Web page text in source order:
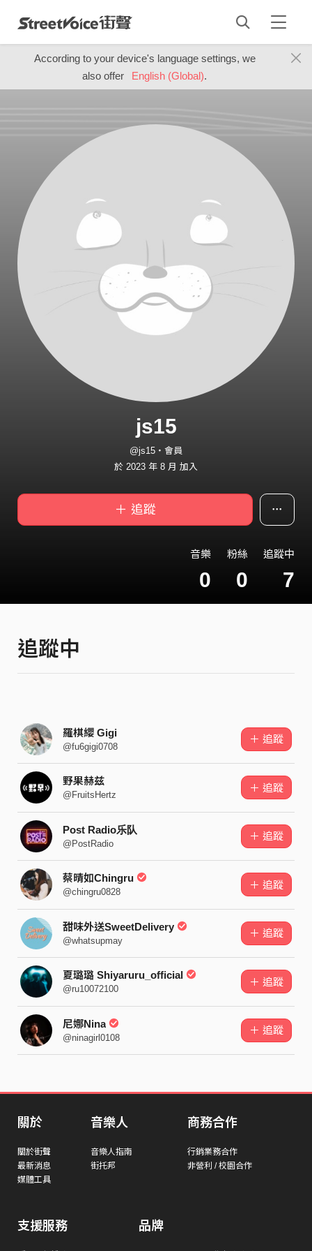
According to your device's language settings, we
also offer
English (Global).
js15
@js15・會員
於 2023 年 8 月 加入
＋ 追蹤
音樂
0
粉絲
0
追蹤中
7
追蹤中
羅棋纓 Gigi
@fu6gigi0708
＋ 追蹤
野果赫兹
@FruitsHertz
＋ 追蹤
Post Radio乐队
@PostRadio
＋ 追蹤
蔡晴如Chingru
@chingru0828
＋ 追蹤
甜味外送SweetDelivery
@whatsupmay
＋ 追蹤
夏璐璐 Shiyaruru_official
@ru10072100
＋ 追蹤
尼娜Nina
@ninagirl0108
＋ 追蹤
關於
關於街聲
最新消息
媒體工具
音樂人
音樂人指南
街托邦
商務合作
行銷業務合作
非營利 / 校園合作
支援服務 品牌